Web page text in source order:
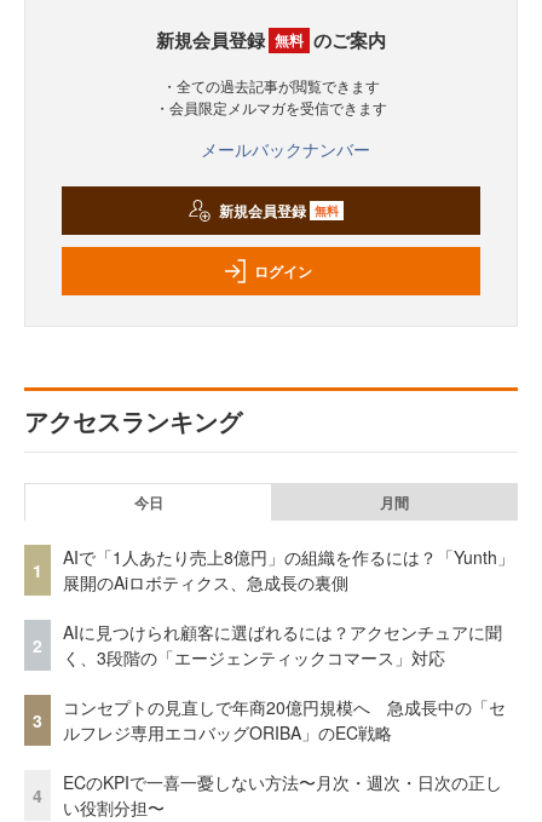
新規会員登録 無料 のご案内
・全ての過去記事が閲覧できます
・会員限定メルマガを受信できます
メールバックナンバー
新規会員登録 無料
ログイン
アクセスランキング
今日 月間
1
AIで「1人あたり売上8億円」の組織を作るには？「Yunth」
展開のAiロボティクス、急成長の裏側
2
AIに見つけられ顧客に選ばれるには？アクセンチュアに聞
く、3段階の「エージェンティックコマース」対応
3
コンセプトの見直しで年商20億円規模へ 急成長中の「セ
ルフレジ専用エコバッグORIBA」のEC戦略
4
ECのKPIで一喜一憂しない方法〜月次・週次・日次の正し
い役割分担〜